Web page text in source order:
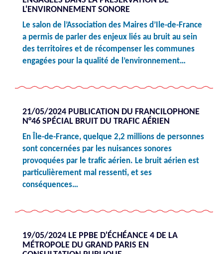
L'ENVIRONNEMENT SONORE
Le salon de l’Association des Maires d’Ile-de-France
a permis de parler des enjeux liés au bruit au sein
des territoires et de récompenser les communes
engagées pour la qualité de l’environnement…
21/05/2024 PUBLICATION DU FRANCILOPHONE
N°46 SPÉCIAL BRUIT DU TRAFIC AÉRIEN
En Île-de-France, quelque 2,2 millions de personnes
sont concernées par les nuisances sonores
provoquées par le trafic aérien. Le bruit aérien est
particulièrement mal ressenti, et ses
conséquences…
19/05/2024 LE PPBE D'ÉCHÉANCE 4 DE LA
MÉTROPOLE DU GRAND PARIS EN